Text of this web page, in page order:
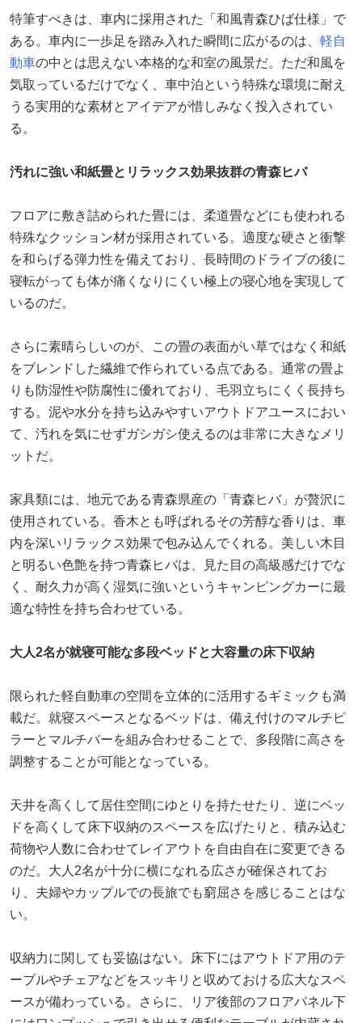
特筆すべきは、車内に採用された「和風青森ひば仕様」で
ある。車内に一歩足を踏み入れた瞬間に広がるのは、 軽自
動車の中とは思えない本格的な和室の風景だ。ただ和風を
気取っているだけでなく、車中泊という特殊な環境に耐え
うる実用的な素材とアイデアが惜しみなく投入されてい
る。
汚れに強い和紙畳とリラックス効果抜群の青森ヒバ
フロアに敷き詰められた畳には、柔道畳などにも使われる
特殊なクッション材が採用されている。適度な硬さと衝撃
を和らげる弾力性を備えており、長時間のドライブの後に
寝転がっても体が痛くなりにくい極上の寝心地を実現して
いるのだ。
さらに素晴らしいのが、この畳の表面がい草ではなく和紙
をブレンドした繊維で作られている点である。通常の畳よ
りも防湿性や防腐性に優れており、毛羽立ちにくく長持ち
する。泥や水分を持ち込みやすいアウトドアユースにおい
て、汚れを気にせずガシガシ使えるのは非常に大きなメリ
ットだ。
家具類には、地元である青森県産の「青森ヒバ」が贅沢に
使用されている。香木とも呼ばれるその芳醇な香りは、車
内を深いリラックス効果で包み込んでくれる。美しい木目
と明るい色艶を持つ青森ヒバは、見た目の高級感だけでな
く、耐久力が高く湿気に強いというキャンピングカーに最
適な特性を持ち合わせている。
大人2名が就寝可能な多段ベッドと大容量の床下収納
限られた軽自動車の空間を立体的に活用するギミックも満
載だ。就寝スペースとなるベッドは、備え付けのマルチピ
ラーとマルチバーを組み合わせることで、多段階に高さを
調整することが可能となっている。
天井を高くして居住空間にゆとりを持たせたり、逆にベッ
ドを高くして床下収納のスペースを広げたりと、積み込む
荷物や人数に合わせてレイアウトを自由自在に変更できる
のだ。大人2名が十分に横になれる広さが確保されてお
り、夫婦やカップルでの長旅でも窮屈さを感じることはな
い。
収納力に関しても妥協はない。床下にはアウトドア用のテ
ーブルやチェアなどをスッキリと収めておける広大なスペ
ースが備わっている。さらに、リア後部のフロアパネル下